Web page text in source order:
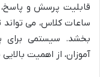
قابلیت پرسش و پاسخ،
ساعات کلاس، می تواند
بخشد. سیستمی برای
آموزان، از اهمیت